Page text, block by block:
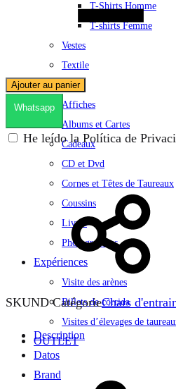
T-Shirts Homme
T-shirts Femme
Vestes
Textile
DECO
Affiches
Albums et Cartes
Cadeaux
CD et Dvd
Cornes et Têtes de Taureaux
Coussins
Livres
Photographies
Expériences
Visite des arènes
Billets de corrida
Visites d’élevages de
OUTLET
Ajouter au panier
Whatsapp
He leído la Política de
SKUND CatégorieChars
Description
Datos
Brand